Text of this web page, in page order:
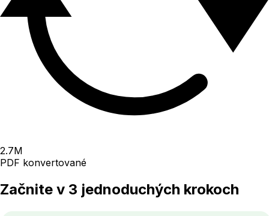
2.7M
PDF konvertované
Začnite v 3 jednoduchých krokoch